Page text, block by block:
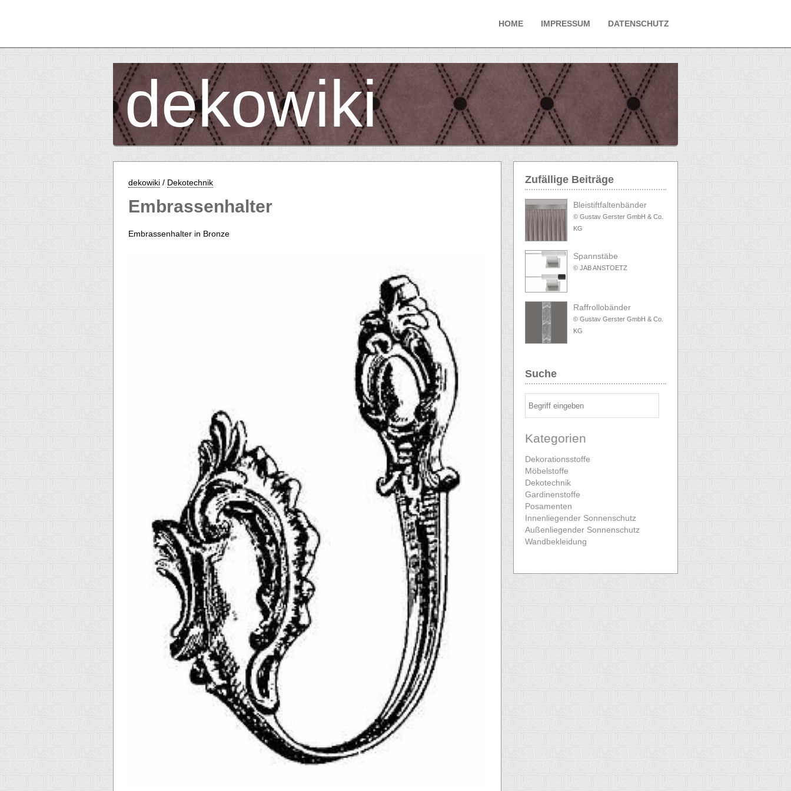
HOME IMPRESSUM DATENSCHUTZ
dekowiki
dekowiki / Dekotechnik
Embrassenhalter
Embrassenhalter in Bronze
Zufällige Beiträge
Bleistiftfaltenbänder
© Gustav Gerster GmbH & Co.
KG
Spannstäbe
© JAB ANSTOETZ
Raffrollobänder
© Gustav Gerster GmbH & Co.
KG
Suche
Kategorien
Dekorationsstoffe
Möbelstoffe
Dekotechnik
Gardinenstoffe
Posamenten
Innenliegender Sonnenschutz
Außenliegender Sonnenschutz
Wandbekleidung